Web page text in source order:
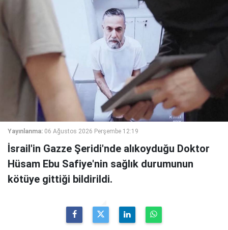
Yayınlanma: 06 Ağustos 2026 Perşembe 12:19
İsrail'in Gazze Şeridi'nde alıkoyduğu Doktor
Hüsam Ebu Safiye'nin sağlık durumunun
kötüye gittiği bildirildi.